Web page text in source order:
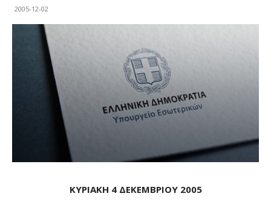
2005-12-02
ΚΥΡΙΑΚΗ 4 ΔΕΚΕΜΒΡΙΟΥ 2005